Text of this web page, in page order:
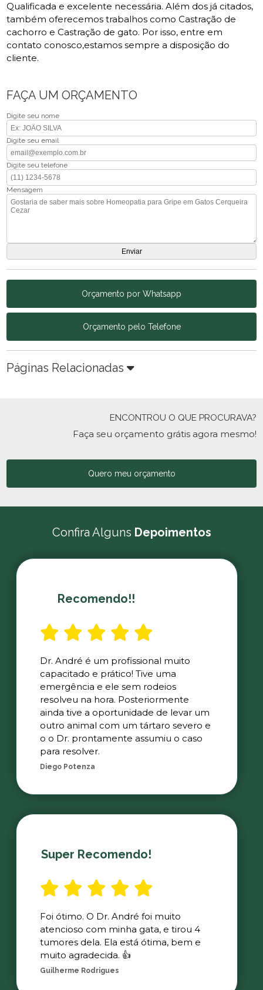
Qualificada e excelente necessária. Além dos já citados,
também oferecemos trabalhos como Castração de
cachorro e Castração de gato. Por isso, entre em
contato conosco,estamos sempre a disposição do
cliente.
FAÇA UM ORÇAMENTO
Digite seu nome
Digite seu email
Digite seu telefone
Mensagem
Orçamento por Whatsapp
Orçamento pelo Telefone
Páginas Relacionadas
ENCONTROU O QUE PROCURAVA?
Faça seu orçamento grátis agora mesmo!
Quero meu orçamento
Confira Alguns Depoimentos
Recomendo!!
Dr. André é um profissional muito
capacitado e prático! Tive uma
emergência e ele sem rodeios
resolveu na hora. Posteriormente
ainda tive a oportunidade de levar um
outro animal com um tártaro severo e
o o Dr. prontamente assumiu o caso
para resolver.
Diego Potenza
Super Recomendo!
Foi ótimo. O Dr. André foi muito
atencioso com minha gata, e tirou 4
tumores dela. Ela está ótima, bem e
muito agradecida. 👍
Guilherme Rodrigues